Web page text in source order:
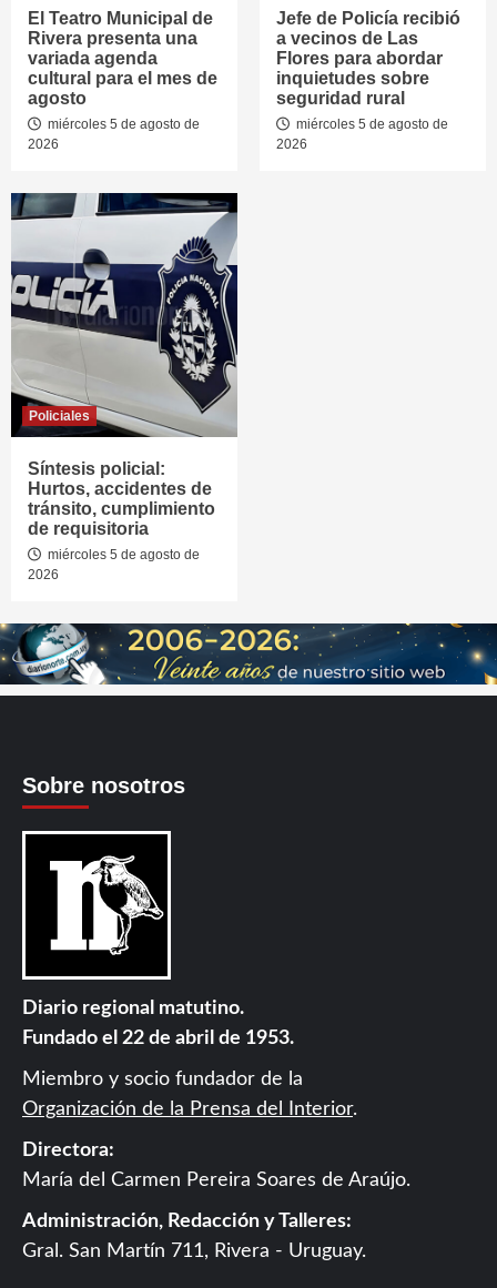
El Teatro Municipal de
Rivera presenta una
variada agenda
cultural para el mes de
agosto
miércoles 5 de agosto de
2026
Jefe de Policía recibió
a vecinos de Las
Flores para abordar
inquietudes sobre
seguridad rural
miércoles 5 de agosto de
2026
Policiales
Síntesis policial:
Hurtos, accidentes de
tránsito, cumplimiento
de requisitoria
miércoles 5 de agosto de
2026
Sobre nosotros
Diario regional matutino.
Fundado el 22 de abril de 1953.
Miembro y socio fundador de la
Organización de la Prensa del Interior.
Directora:
María del Carmen Pereira Soares de Araújo.
Administración, Redacción y Talleres:
Gral. San Martín 711, Rivera - Uruguay.